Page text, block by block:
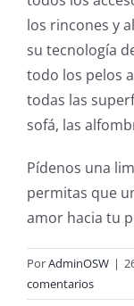
los rincones y
su tecnología
todo los pelos
todas las
sofá, las
Pídenos una
permitas que
amor hacia tu
PorAdminOSW |
comentarios